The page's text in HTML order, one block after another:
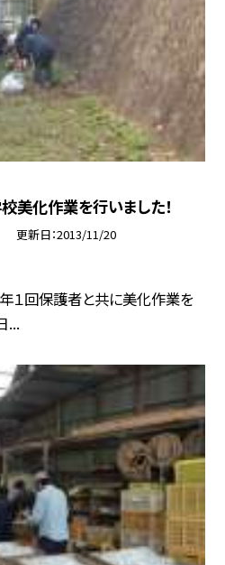
美化作業を行いました！
更新日 2013/11/20
１回保護者と共に美化作業を
...